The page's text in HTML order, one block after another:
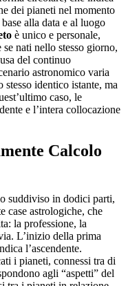
dei pianeti nel momento
alla data e al luogo
è unico e personale,
nati nello stesso giorno,
del continuo
astronomico varia
stesso identico istante, ma
caso, le
e l’intera collocazione
Calcolo
suddiviso in dodici parti,
case astrologiche, che
la professione, la
L’inizio della prima
l’ascendente.
i pianeti, connessi tra di
agli “aspetti” del